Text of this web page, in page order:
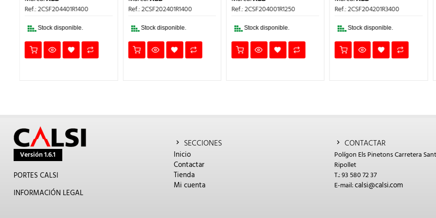
ERA:
Ref.: 2CSF202401R1400
Stock disponible.
ERA:
Ref.: 2CSF204001R1250
Stock disponible.
ERA:
Ref.: 2CSF204201R3400
Stock disponible.
PRECIO
ORIGINAL
377,92€.
Marca:ABB
Versión 1.6.1
PORTES CALSI
INFORMACIÓN LEGAL
SECCIONES
Inicio
Contactar
Tienda
Mi cuenta
CONTACTAR
Polígon Els Pinetons Carretera
Ripollet
T.: 93 580 72 37
E-mail:calsi@calsi.com